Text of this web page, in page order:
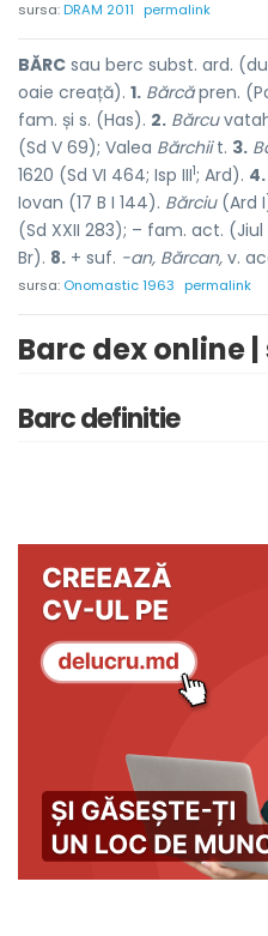
sursa:DRAM 2011 permalink
BĂRC sau berc subst. ard.
oaie creață). 1. Bărcăpren.
fam. și s. (Has). 2. Bărcu
(Sd V 69); Valea Bărchiit. 3.
1620 (Sd VI 464; Isp III1; Ard). 4.
Iovan (17 B I 144). Bărciu(Ard
(Sd XXII 283); – fam. act.
Br). 8. + suf. -an, Bărcan, v.
sursa: Onomastic 1963 permalink
Barc dex online
Barc definitie